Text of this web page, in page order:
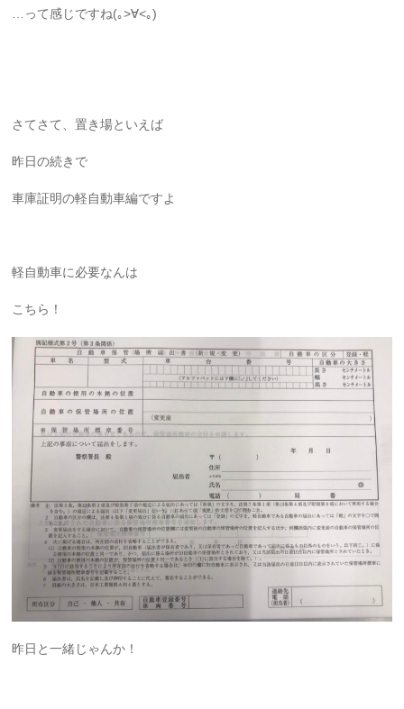
…って感じですね(｡>∀<｡)
さてさて、置き場といえば
昨日の続きで
車庫証明の軽自動車編ですよ
軽自動車に必要なんは
こちら！
昨日と一緒じゃんか！